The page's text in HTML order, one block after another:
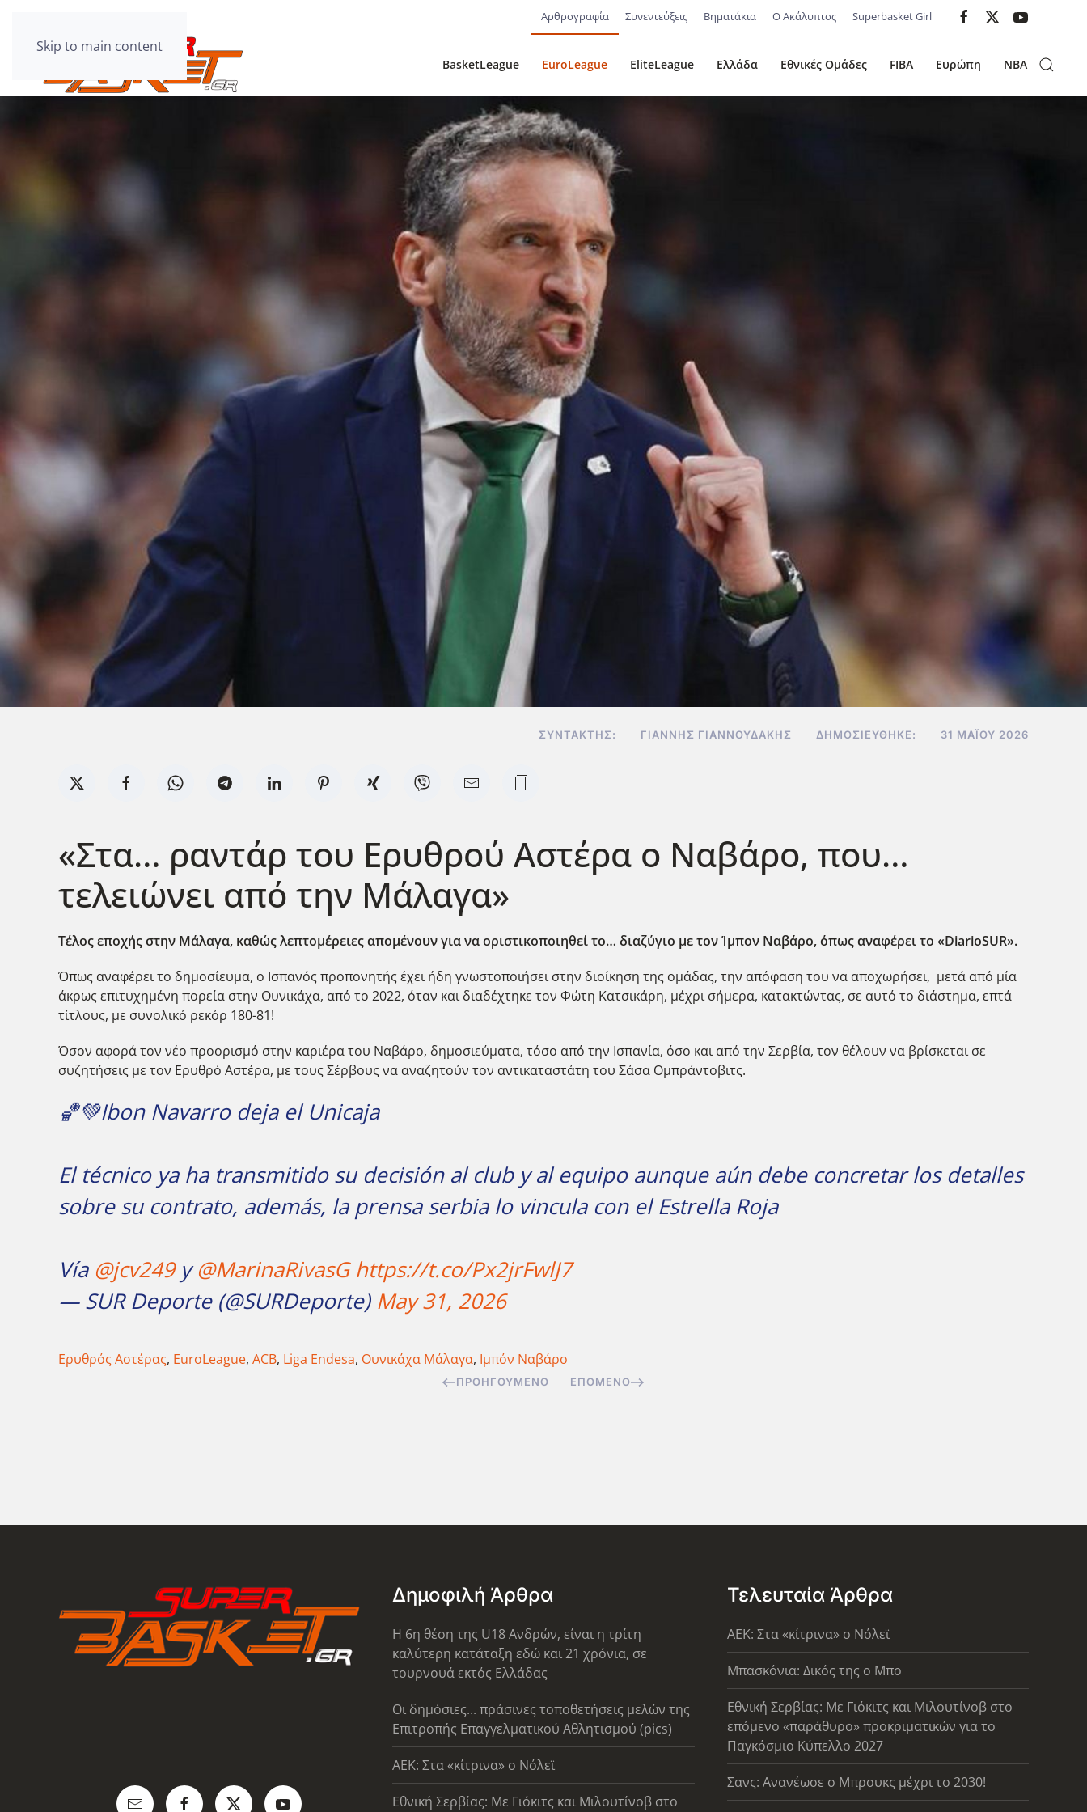
Skip to main content
Αρθρογραφία Συνεντεύξεις Βηματάκια Ο Ακάλυπτος Superbasket Girl
BasketLeague EuroLeague EliteLeague Ελλάδα Εθνικές Ομάδες FIBA Ευρώπη NBA
ΣΥΝΤΆΚΤΗΣ: ΓΙΆΝΝΗΣ ΓΙΑΝΝΟΥΔΆΚΗΣ ΔΗΜΟΣΙΕΎΘΗΚΕ: 31 ΜΑΪ́ΟΥ 2026
«Στα… ραντάρ του Ερυθρού Αστέρα ο Ναβάρο, που…
τελειώνει από την Μάλαγα»
Τέλος εποχής στην Μάλαγα, καθώς λεπτομέρειες απομένουν για να οριστικοποιηθεί το… διαζύγιο με τον Ίμπον Ναβάρο, όπως αναφέρει το «DiarioSUR».
Όπως αναφέρει το δημοσίευμα, ο Ισπανός προπονητής έχει ήδη γνωστοποιήσει στην διοίκηση της ομάδας, την απόφαση του να αποχωρήσει, μετά από μία
άκρως επιτυχημένη πορεία στην Ουνικάχα, από το 2022, όταν και διαδέχτηκε τον Φώτη Κατσικάρη, μέχρι σήμερα, κατακτώντας, σε αυτό το διάστημα, επτά
τίτλους, με συνολικό ρεκόρ 180-81!
Όσον αφορά τον νέο προορισμό στην καριέρα του Ναβάρο, δημοσιεύματα, τόσο από την Ισπανία, όσο και από την Σερβία, τον θέλουν να βρίσκεται σε
συζητήσεις με τον Ερυθρό Αστέρα, με τους Σέρβους να αναζητούν τον αντικαταστάτη του Σάσα Ομπράντοβιτς.
🏀💚Ibon Navarro deja el Unicaja
El técnico ya ha transmitido su decisión al club y al equipo aunque aún debe concretar los detalles
sobre su contrato, además, la prensa serbia lo vincula con el Estrella Roja
Vía @jcv249y@MarinaRivasG https://t.co/Px2jrFwlJ7
— SUR Deporte (@SURDeporte) May 31, 2026
Ερυθρός Αστέρας, EuroLeague, ACB, Liga Endesa, Ουνικάχα Μάλαγα, Ιμπόν Ναβάρο
ΠΡΟΗΓΟΎΜΕΝΟ ΕΠΌΜΕΝΟ
Δημοφιλή Άρθρα
Η 6η θέση της U18 Ανδρών, είναι η τρίτη
καλύτερη κατάταξη εδώ και 21 χρόνια, σε
τουρνουά εκτός Ελλάδας
Οι δημόσιες... πράσινες τοποθετήσεις μελών της
Επιτροπής Επαγγελματικού Αθλητισμού (pics)
AEK: Στα «κίτρινα» ο Νόλεϊ
Εθνική Σερβίας: Με Γιόκιτς και Μιλουτίνοβ στο
Τελευταία Άρθρα
AEK: Στα «κίτρινα» ο Νόλεϊ
Μπασκόνια: Δικός της ο Μπο
Εθνική Σερβίας: Με Γιόκιτς και Μιλουτίνοβ στο
επόμενο «παράθυρο» προκριματικών για το
Παγκόσμιο Κύπελλο 2027
Σανς: Ανανέωσε ο Μπρουκς μέχρι το 2030!